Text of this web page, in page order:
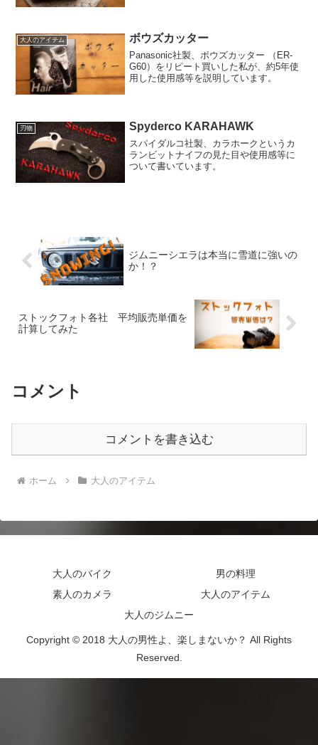
大人のアイテム ボウズカッター
Panasonic社製、ボウズカッター （ER-
G60）をリピート買いした私が、約5年使
用した使用感等を説明しています。
刃物 Spyderco KARAHAWK
スパイダルコ社製、カラホークというカ
ランビットナイフの見た目や使用感等に
ついて書いています。
ジムニーシエラは本当に雪道に強いの
か！？
ストックフォト各社 平均販売単価を
計算してみた
コメント
コメントを書き込む
ホーム 大人のアイテム
大人のバイク
男の料理
素人のカメラ
大人のアイテム
大人のジムニー
Copyright © 2018 大人の男性よ、楽しまないか？ All Rights
Reserved.